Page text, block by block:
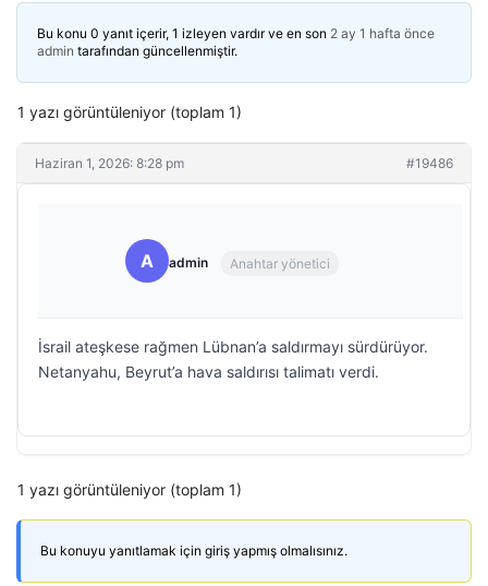
Bu konu 0 yanıt içerir, 1 izleyen vardır ve en son 2 ay 1 hafta önce
admin tarafından güncellenmiştir.
1 yazı görüntüleniyor (toplam 1)
Haziran 1, 2026: 8:28 pm #19486
A admin Anahtar yönetici
İsrail ateşkese rağmen Lübnan’a saldırmayı sürdürüyor.
Netanyahu, Beyrut’a hava saldırısı talimatı verdi.
1 yazı görüntüleniyor (toplam 1)
Bu konuyu yanıtlamak için giriş yapmış olmalısınız.